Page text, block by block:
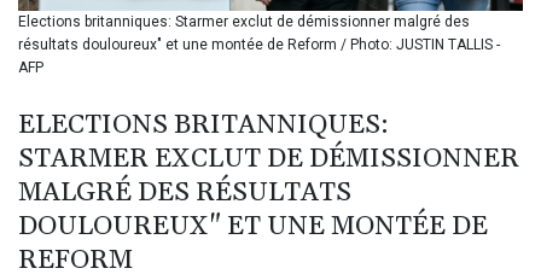
2615.761404
CHF 0.93588
1055.916879
CNY 7.801146
CNH 7.796152
COP 3633.55485
CRC 523.993489
Elections britanniques: Starmer exclut de démissionner malgré des
résultats douloureux" et une montée de Reform / Photo: JUSTIN TALLIS -
AFP
ELECTIONS BRITANNIQUES:
STARMER EXCLUT DE DÉMISSIONNER
MALGRÉ DES RÉSULTATS
DOULOUREUX" ET UNE MONTÉE DE
REFORM